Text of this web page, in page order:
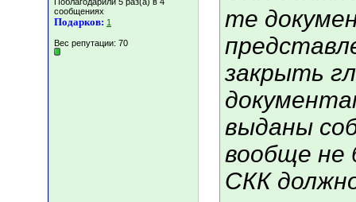
сообщениях
Подарков: 1
Вес репутации: 70
те
закрыть
выданы
вообще не
СКК